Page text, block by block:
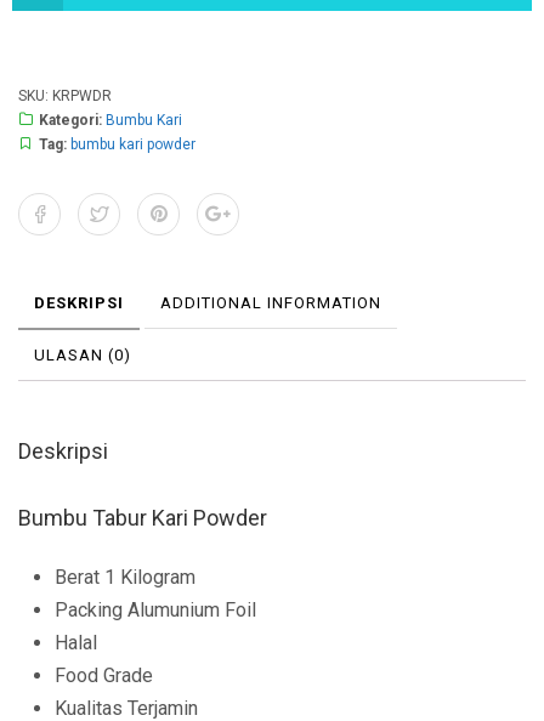
SKU: KRPWDR
Kategori: Bumbu Kari
Tag: bumbu kari powder
DESKRIPSI ADDITIONAL INFORMATION
ULASAN (0)
Deskripsi
Bumbu Tabur Kari Powder
Berat 1 Kilogram
Packing Alumunium Foil
Halal
Food Grade
Kualitas Terjamin